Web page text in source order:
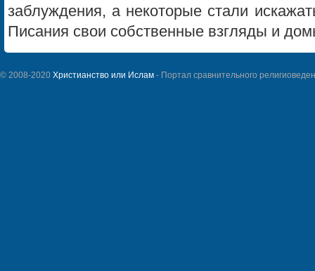
заблуждения, а некоторые стали
Писания свои собственные взгляды и
© 2008-2020 Христианство или Ислам - Портал сравнительного